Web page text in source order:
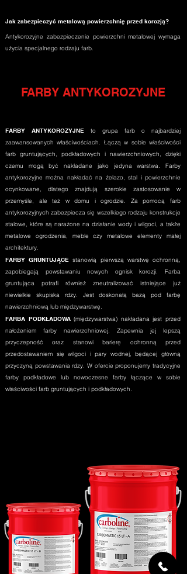
Jak zabezpieczyć metalową powierzchnię przed korozją?
Antykorozyjne zabezpieczenie powierzchni metalowej wymaga
użycia specjalnego rodzaju farb.
FARBY ANTYKOROZYJNE
to grupa farb o najbardziej
zaawansowanych właściwościach. Łączą w sobie właściwości
farb gruntujących, podkładowych i nawierzchniowych, dzięki
czemu mogą być nakładane jako jedyna warstwa. Farby
antykorozyjne można nakładać na żelazo, stal i powierzchnie
ocynkowane, dlatego znajdują szerokie zastosowanie w
przemyśle, ale też w domu i ogrodzie. Za pomocą farb
antykorozyjnych zabezpiecza się wszelkiego rodzaju konstrukcje
stalowe, które są narażone na działanie wody i wilgoci, a także
metalowe ogrodzenia, meble czy metalowe elementy małej
architektury.
FARBY GRUNTUJĄCEstanowią pierwszą warstwę ochronną,
zapobiegają powstawaniu nowych ognisk korozji. Farba
gruntująca potrafi również zneutralizować istniejące już
niewielkie skupiska rdzy. Jest doskonałą bazą pod farbę
nawierzchniową lub międzywarstwę.
FARBA PODKŁADOWA(międzywarstwa) nakładana jest przed
nałożeniem farby nawierzchniowej. Zapewnia jej lepszą
przyczepność oraz stanowi barierę ochronną przed
przedostawaniem się wilgoci i pary wodnej, będącej główną
przyczyną powstawania rdzy. W ofercie proponujemy tradycyjne
farby podkładowe lub nowoczesne farby łączące w sobie
właściwości farb gruntujących i podkładowych.
FARBY ANTYKOROZYJNE